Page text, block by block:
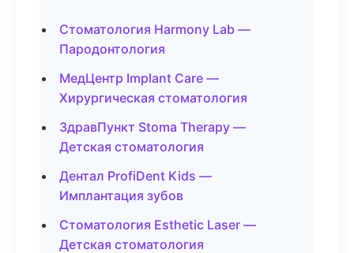
Стоматология Harmony Lab —
Пародонтология
МедЦентр Implant Care —
Хирургическая стоматология
ЗдравПункт Stoma Therapy —
Детская стоматология
Дентал ProfiDent Kids —
Имплантация зубов
Стоматология Esthetic Laser —
Детская стоматология